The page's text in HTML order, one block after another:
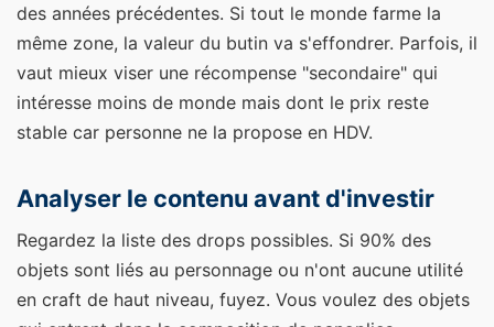
des années précédentes. Si tout le monde farme la
même zone, la valeur du butin va s'effondrer. Parfois, il
vaut mieux viser une récompense "secondaire" qui
intéresse moins de monde mais dont le prix reste
stable car personne ne la propose en HDV.
Analyser le contenu avant d'investir
Regardez la liste des drops possibles. Si 90% des
objets sont liés au personnage ou n'ont aucune utilité
en craft de haut niveau, fuyez. Vous voulez des objets